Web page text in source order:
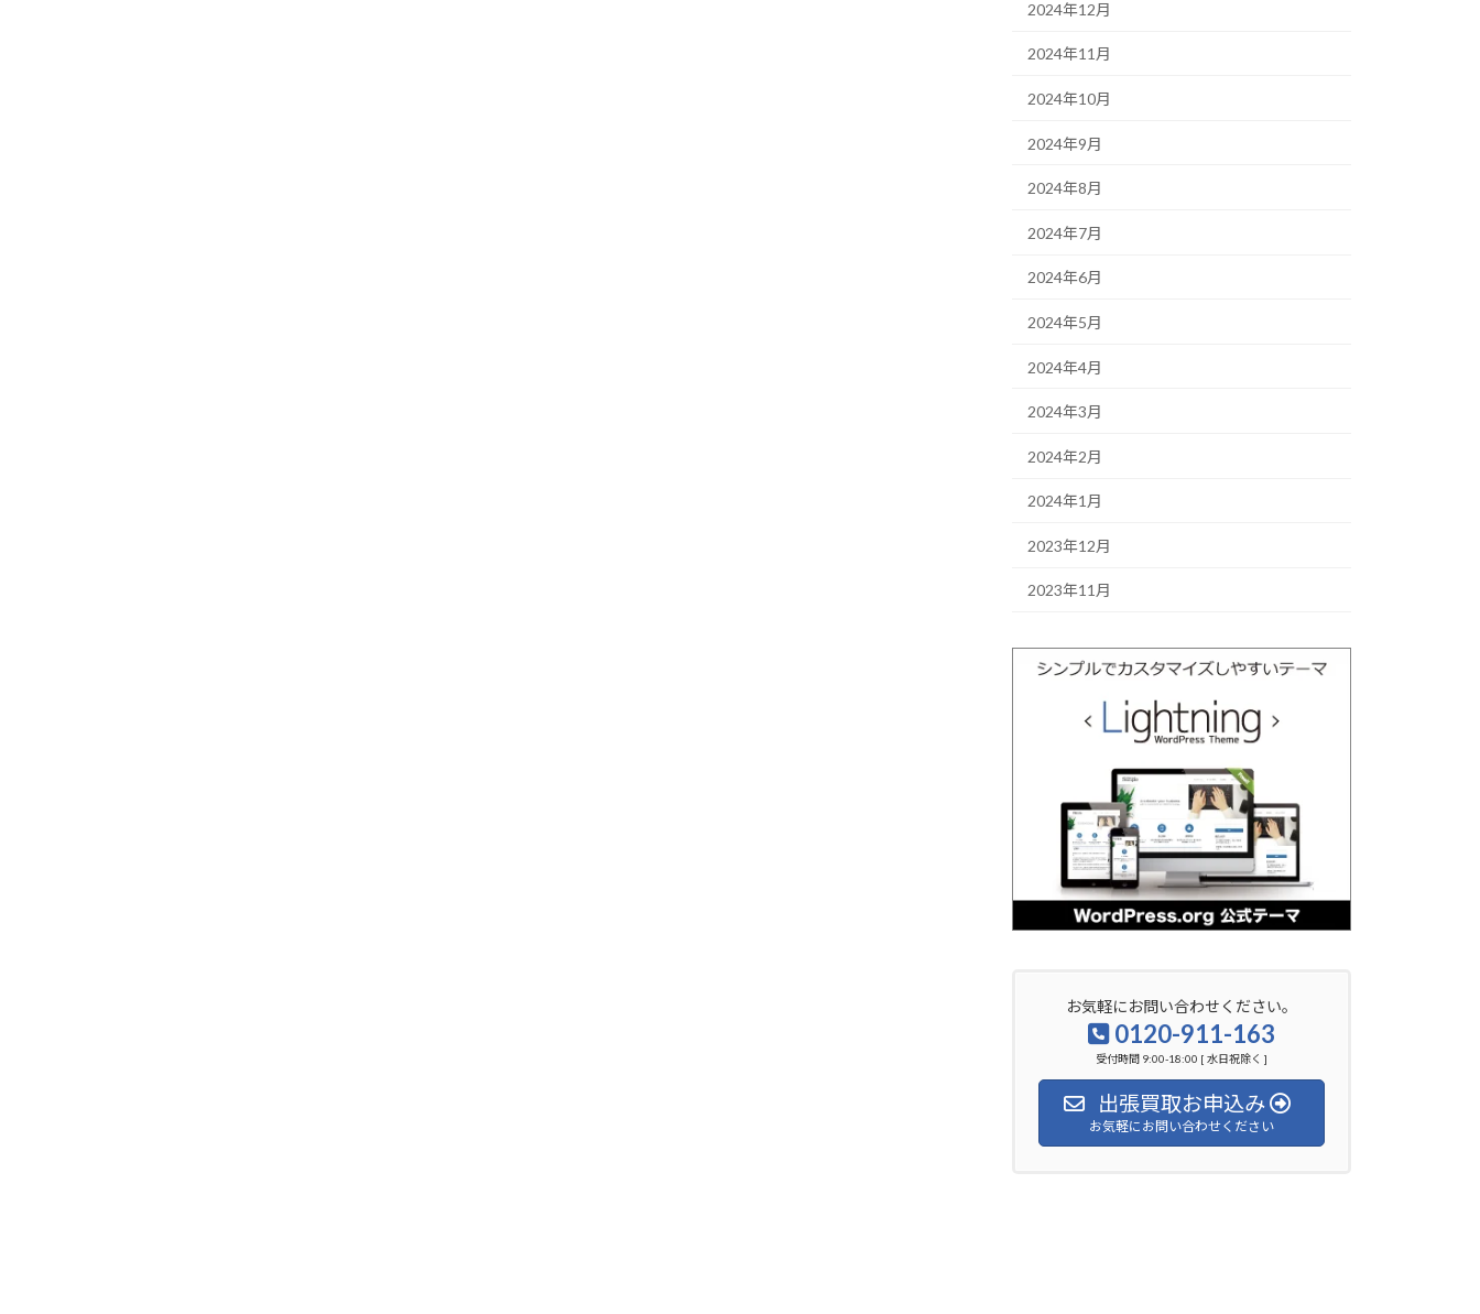
2024年12月
2024年11月
2024年10月
2024年9月
2024年8月
2024年7月
2024年6月
2024年5月
2024年4月
2024年3月
2024年2月
2024年1月
2023年12月
2023年11月
お気軽にお問い合わせください。
0120-911-163
受付時間 9:00-18:00 [ 水日祝除く ]
出張買取お申込み
お気軽にお問い合わせください